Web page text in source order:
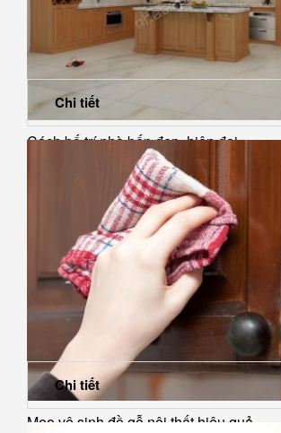
Cách bố trí nhà bếp đẹp, hiện đại
Chi tiết
Mẹo vệ sinh đồ gỗ nội thất hiệu quả
Chi tiết